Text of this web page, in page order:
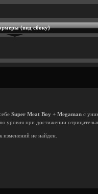
(вид сбоку)
Super Meat Boy + Megaman с
уровня при достижении
изменений не найден.